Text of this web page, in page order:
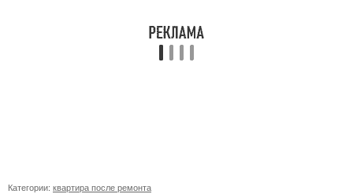
Категории: квартира после ремонта